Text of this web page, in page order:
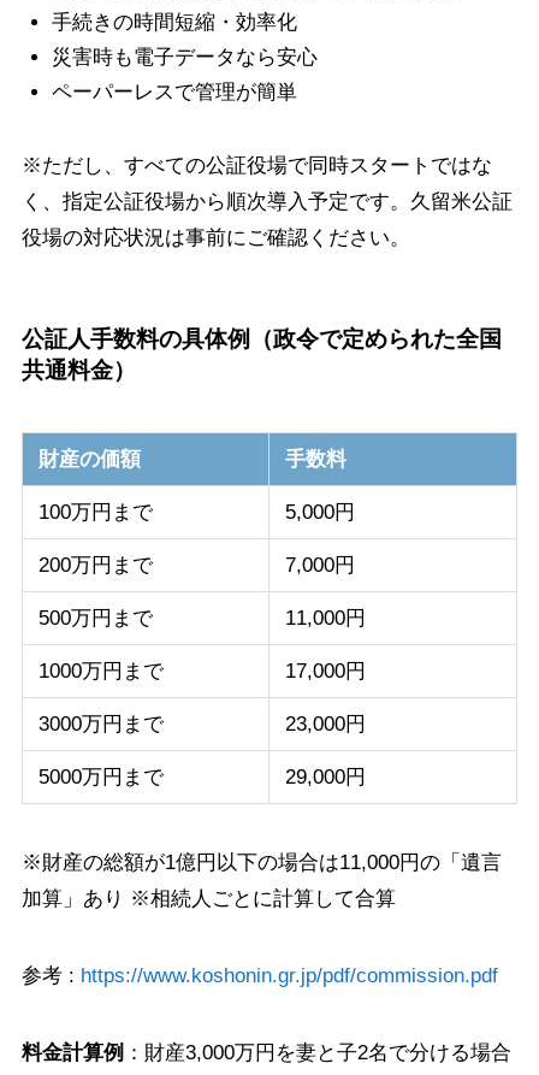
手続きの時間短縮・効率化
災害時も電子データなら安心
ペーパーレスで管理が簡単
※ただし、すべての公証役場で同時スタートではな
く、指定公証役場から順次導入予定です。久留米公証
役場の対応状況は事前にご確認ください。
公証人手数料の具体例（政令で定められた全国
共通料金）
財産の価額 手数料
100万円まで 5,000円
200万円まで 7,000円
500万円まで 11,000円
1000万円まで 17,000円
3000万円まで 23,000円
5000万円まで 29,000円
※財産の総額が1億円以下の場合は11,000円の「遺言
加算」あり ※相続人ごとに計算して合算
参考 : https://www.koshonin.gr.jp/pdf/commission.pdf
料金計算例 ：財産3,000万円を妻と子2名で分ける場合